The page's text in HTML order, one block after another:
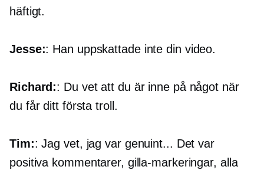
häftigt.
Jesse:: Han uppskattade inte din video.
Richard:: Du vet att du är inne på något när
du får ditt första troll.
Tim:: Jag vet, jag var genuint... Det var
positiva kommentarer, gilla-markeringar, alla